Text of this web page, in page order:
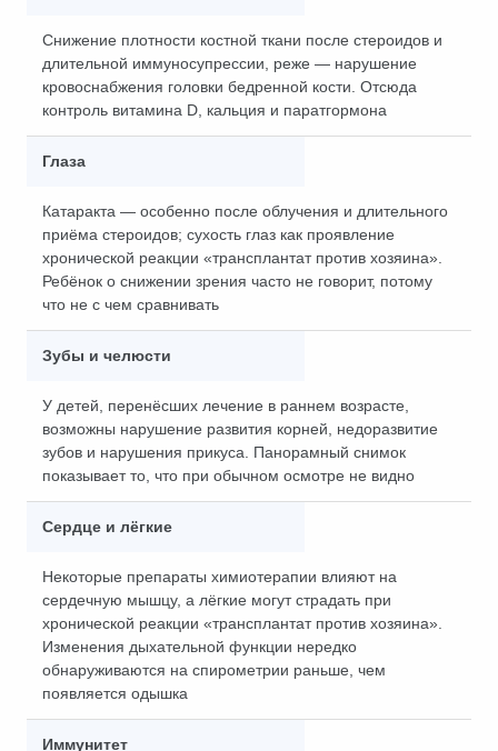
Снижение плотности костной ткани после стероидов и
длительной иммуносупрессии, реже — нарушение
кровоснабжения головки бедренной кости. Отсюда
контроль витамина D, кальция и паратгормона
Глаза
Катаракта — особенно после облучения и длительного
приёма стероидов; сухость глаз как проявление
хронической реакции «трансплантат против хозяина».
Ребёнок о снижении зрения часто не говорит, потому
что не с чем сравнивать
Зубы и челюсти
У детей, перенёсших лечение в раннем возрасте,
возможны нарушение развития корней, недоразвитие
зубов и нарушения прикуса. Панорамный снимок
показывает то, что при обычном осмотре не видно
Сердце и лёгкие
Некоторые препараты химиотерапии влияют на
сердечную мышцу, а лёгкие могут страдать при
хронической реакции «трансплантат против хозяина».
Изменения дыхательной функции нередко
обнаруживаются на спирометрии раньше, чем
появляется одышка
Иммунитет